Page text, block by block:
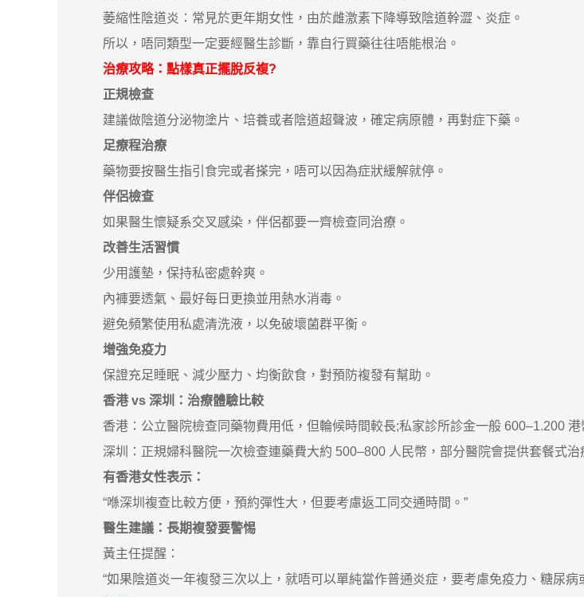
萎縮性陰道炎：常見於更年期女性，由於雌激素下降導致陰道幹澀、炎症。
所以，唔同類型一定要經醫生診斷，靠自行買藥往往唔能根治。
治療攻略：點樣真正擺脫反複?
正規檢查
建議做陰道分泌物塗片、培養或者陰道超聲波，確定病原體，再對症下藥。
足療程治療
藥物要按醫生指引食完或者搽完，唔可以因為症狀緩解就停。
伴侶檢查
如果醫生懷疑系交叉感染，伴侶都要一齊檢查同治療。
改善生活習慣
少用護墊，保持私密處幹爽。
內褲要透氣、最好每日更換並用熱水消毒。
避免頻繁使用私處清洗液，以免破壞菌群平衡。
增強免疫力
保證充足睡眠、減少壓力、均衡飲食，對預防複發有幫助。
香港 vs 深圳：治療體驗比較
香港：公立醫院檢查同藥物費用低，但輪候時間較長;私家診所診金一般 600–1.200 港
深圳：正規婦科醫院一次檢查連藥費大約 500–800 人民幣，部分醫院會提供套餐式治
有香港女性表示：
“喺深圳複查比較方便，預約彈性大，但要考慮返工同交通時間。”
醫生建議：長期複發要警惕
黃主任提醒：
“如果陰道炎一年複發三次以上，就唔可以單純當作普通炎症，要考慮免疫力、糖尿病